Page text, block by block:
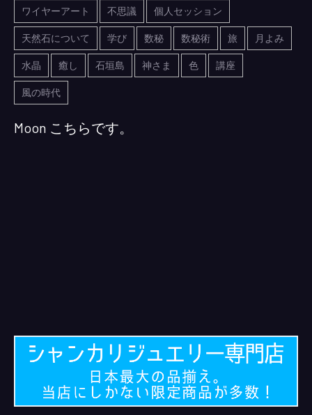
ワイヤーアート 不思議 個人セッション
天然石について 学び 数秘 数秘術 旅 月よみ
水晶 癒し 石垣島 神さま 色 講座
風の時代
Moon こちらです。